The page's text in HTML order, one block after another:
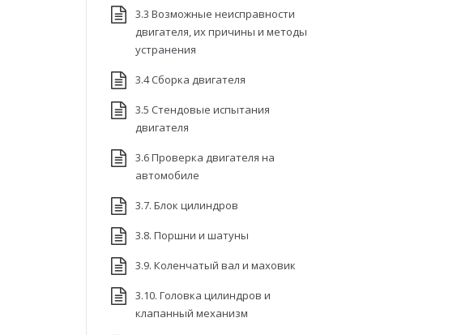
3.3 Возможные неисправности
двигателя, их причины и методы
устранения
3.4 Сборка двигателя
3.5 Стендовые испытания
двигателя
3.6 Проверка двигателя на
автомобиле
3.7. Блок цилиндров
3.8. Поршни и шатуны
3.9. Коленчатый вал и маховик
3.10. Головка цилиндров и
клапанный механизм